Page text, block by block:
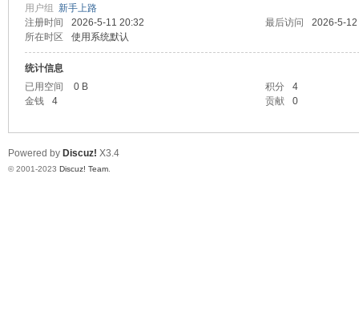
用户组 新手上路
注册时间
2026-5-11 20:32 最后访问
2026-5-
所在时区
使用系统默认
统计信息
已用空间
0 B 积分
4
金钱
4 贡献 0
Powered by Discuz! X3.4
© 2001-2023 Discuz! Team